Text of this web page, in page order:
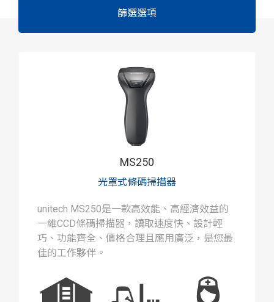
篩選選項
MS250
光罩式條碼掃描器
unitech MS250是一款高效能、高經濟效益的
一維CCD條碼掃描器，讀取速度快、設計輕
巧、功能齊全、價格合理且應用廣泛，是您最
佳的工作夥伴。